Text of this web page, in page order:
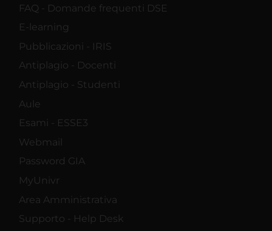
FAQ - Domande frequenti DSE
E-learning
Pubblicazioni - IRIS
Antiplagio - Docenti
Antiplagio - Studenti
Aule
Esami - ESSE3
Webmail
Password GIA
MyUnivr
Area Amministrativa
Supporto - Help Desk